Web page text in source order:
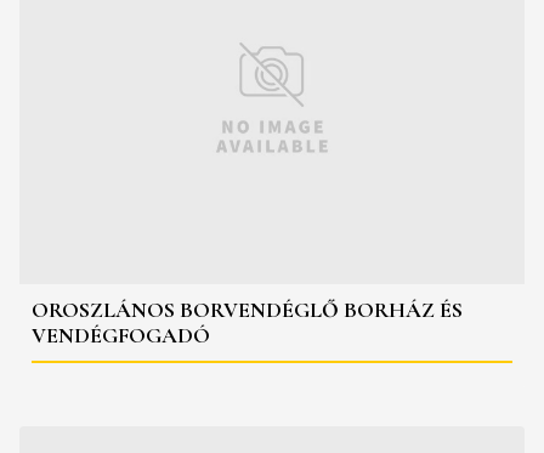
OROSZLÁNOS BORVENDÉGLŐ BORHÁZ ÉS
VENDÉGFOGADÓ